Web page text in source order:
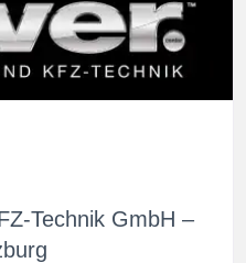
Technik GmbH –